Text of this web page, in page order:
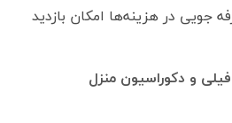
جویی در هزینه‌ها امکان بازدید
و دکوراسیون منزل